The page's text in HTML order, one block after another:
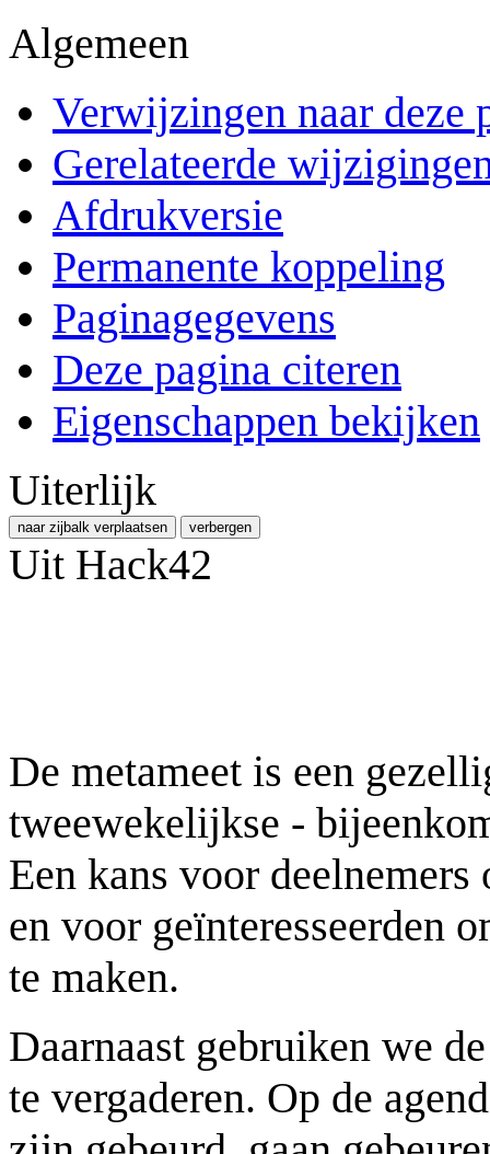
Algemeen
Verwijzingen naar deze
Gerelateerde
Afdrukversie
Permanente koppeling
Paginagegevens
Deze pagina citeren
Eigenschappen bekijken
Uiterlijk
naar zijbalk verplaatsen verbergen
Uit Hack42
De metameet is een
tweewekelijkse -
Een kans voor
en voor geïnteresseerden
te maken.
Daarnaast gebruiken we
te vergaderen. Op de